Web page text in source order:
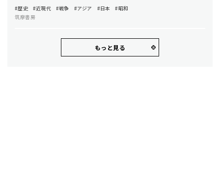
#歴史 #近現代 #戦争 #アジア #日本
#昭和
筑摩書房
もっと見る